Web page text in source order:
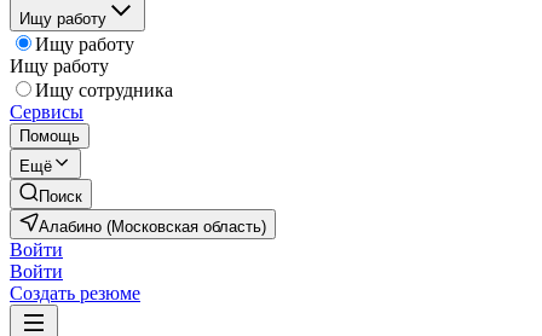
Ищу работу
Ищу работу
Ищу работу
Ищу сотрудника
Сервисы
Помощь
Ещё
Поиск
Алабино (Московская область)
Войти
Войти
Создать резюме